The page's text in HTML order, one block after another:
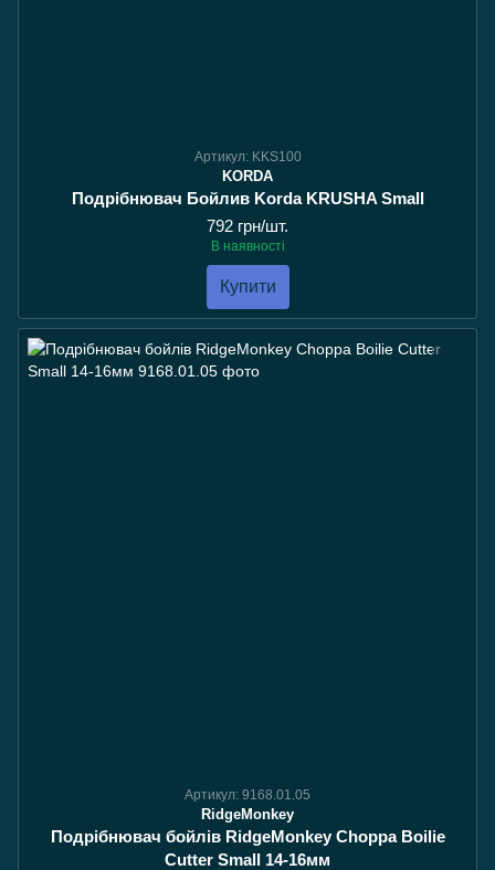
Артикул: KKS100
KORDA
Подрібнювач Бойлив Korda KRUSHA Small
792 грн/шт.
В наявності
Купити
Артикул: 9168.01.05
RidgeMonkey
Подрібнювач бойлів RidgeMonkey Choppa Boilie
Cutter Small 14-16мм